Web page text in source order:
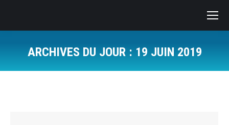
ARCHIVES DU JOUR : 19 JUIN 2019